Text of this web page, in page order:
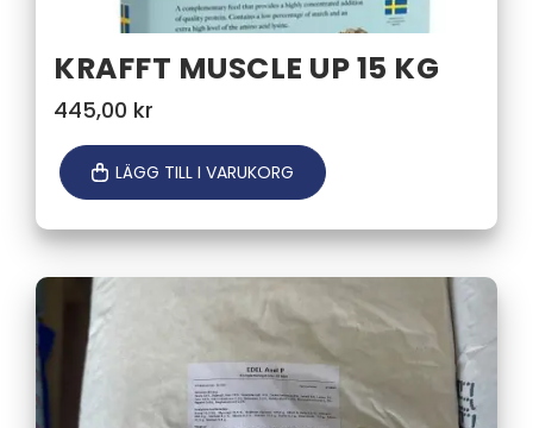
KRAFFT MUSCLE UP 15 KG
445,00 kr
LÄGG TILL I VARUKORG